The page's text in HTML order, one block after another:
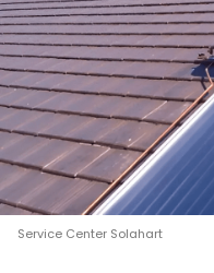
Service Center Solahart